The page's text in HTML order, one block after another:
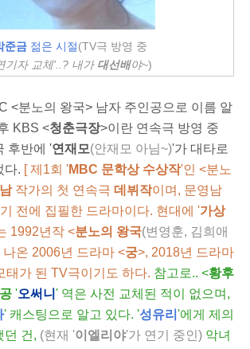
준금젊은 시절(TV극 방영 중
기자 교체'..? 내가 대선배야~)
<분노의 왕국> 남자 주인공으로 이름 알
KBS <청춘극장>이란 연속극 방영 중
후반에 '연재모(안재모 아님~)'가 대타로
다. [제1회 'MBC 문학상 수상작'인 <분노
작가의 첫 연속극 데뷔작이며, 문영남
전에 집필한 드라마이다. 현대에 '가상
1992년작 <분노의 왕국(변영훈, 김희애
온 2006년 드라마 <궁>, 2018년 드라마
태가 된 TV극이기도 하다. 참고로.. <황후
'오써니 ' 역은 사전 교체된 적이 없으며,
' 캐스팅으로 알고 있다. '성유리 '에게 제의
던 건, (현재 '이엘리야'가 연기 중인) 악녀